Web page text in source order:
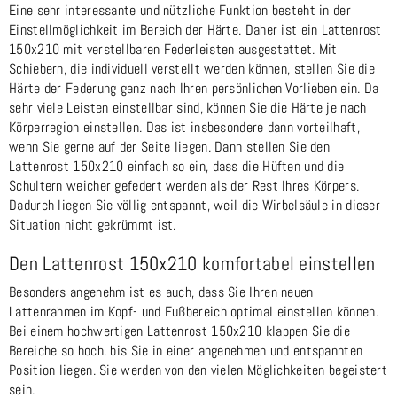
Eine sehr interessante und nützliche Funktion besteht in der
Einstellmöglichkeit im Bereich der Härte. Daher ist ein Lattenrost
150x210 mit verstellbaren Federleisten ausgestattet. Mit
Schiebern, die individuell verstellt werden können, stellen Sie die
Härte der Federung ganz nach Ihren persönlichen Vorlieben ein. Da
sehr viele Leisten einstellbar sind, können Sie die Härte je nach
Körperregion einstellen. Das ist insbesondere dann vorteilhaft,
wenn Sie gerne auf der Seite liegen. Dann stellen Sie den
Lattenrost 150x210 einfach so ein, dass die Hüften und die
Schultern weicher gefedert werden als der Rest Ihres Körpers.
Dadurch liegen Sie völlig entspannt, weil die Wirbelsäule in dieser
Situation nicht gekrümmt ist.
Den Lattenrost 150x210 komfortabel einstellen
Besonders angenehm ist es auch, dass Sie Ihren neuen
Lattenrahmen im Kopf- und Fußbereich optimal einstellen können.
Bei einem hochwertigen Lattenrost 150x210 klappen Sie die
Bereiche so hoch, bis Sie in einer angenehmen und entspannten
Position liegen. Sie werden von den vielen Möglichkeiten begeistert
sein.